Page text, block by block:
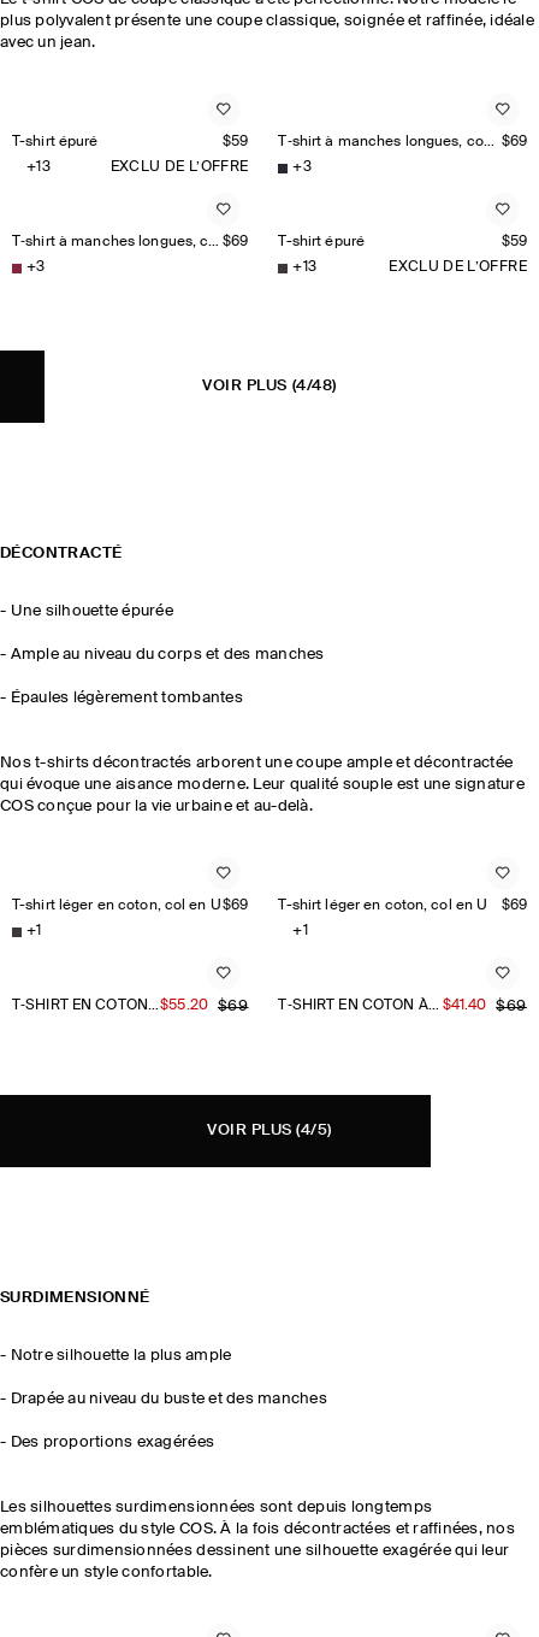
plus polyvalent présente une coupe classique, soignée et raffinée, idéale
avec un jean.
T-shirt épuré
$59
+13 EXCLU DE L’OFFRE
T‑shirt à manches longues, coupe épurée $69
+3
T‑shirt à manches longues, coupe épurée $69
+3
T-shirt épuré
$59
+13 EXCLU DE L’OFFRE
VOIR PLUS (4/48)
DÉCONTRACTÉ
- Une silhouette épurée
- Ample au niveau du corps et des manches
- Épaules légèrement tombantes
Nos t-shirts décontractés arborent une coupe ample et décontractée
qui évoque une aisance moderne. Leur qualité souple est une signature
COS conçue pour la vie urbaine et au-delà.
T-shirt léger en coton, col en U$69
+1
T-shirt léger en coton, col en U
$69
+1
T‑SHIRT EN COTON À ENCOLURE DÉGAGÉE$55.20 $69 T‑SHIRT EN COTON À ENCOLURE DÉGAGÉE $41.40 $69
VOIR PLUS (4/5)
SURDIMENSIONNÉ
- Notre silhouette la plus ample
- Drapée au niveau du buste et des manches
- Des proportions exagérées
Les silhouettes surdimensionnées sont depuis longtemps
emblématiques du style COS. À la fois décontractées et raffinées, nos
pièces surdimensionnées dessinent une silhouette exagérée qui leur
confère un style confortable.